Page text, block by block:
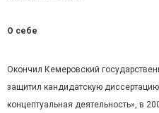
О себе
Окончил Кемеровский
защитил кандидатскую
концептуальная деятельность», в